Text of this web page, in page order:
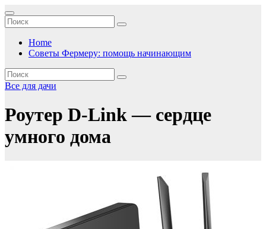
Перейти
к
содержимому
Home
Советы Фермеру: помощь начинающим
Все для дачи
Роутер D-Link — сердце
умного дома